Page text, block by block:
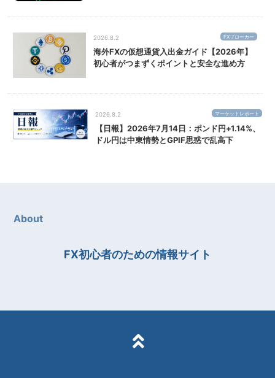
2026.8.2 FXブローカー
海外FXの仮想通貨入出金ガイド【2026年】
初心者がつまずくポイントと安全な進め方
2026.8.2 マーケットレポート
【日報】2026年7月14日：ポンド円+1.14%、
ドル円は中東情勢とGPIF思惑で乱高下
About
FX初心者のための情報サイト